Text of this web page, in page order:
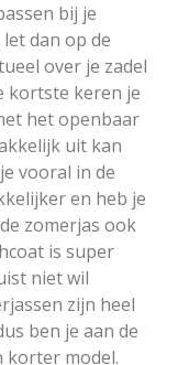
bij je
dan op de
over je zadel
kortste keren je
het openbaar
uit kan
vooral in de
en heb je
zomerjas ook
is super
niet wil
zijn heel
ben je aan de
korter model.